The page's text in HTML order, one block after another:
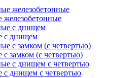
железобетонные
с днищем
с замком (с четвертью)
с днищем с четвертью